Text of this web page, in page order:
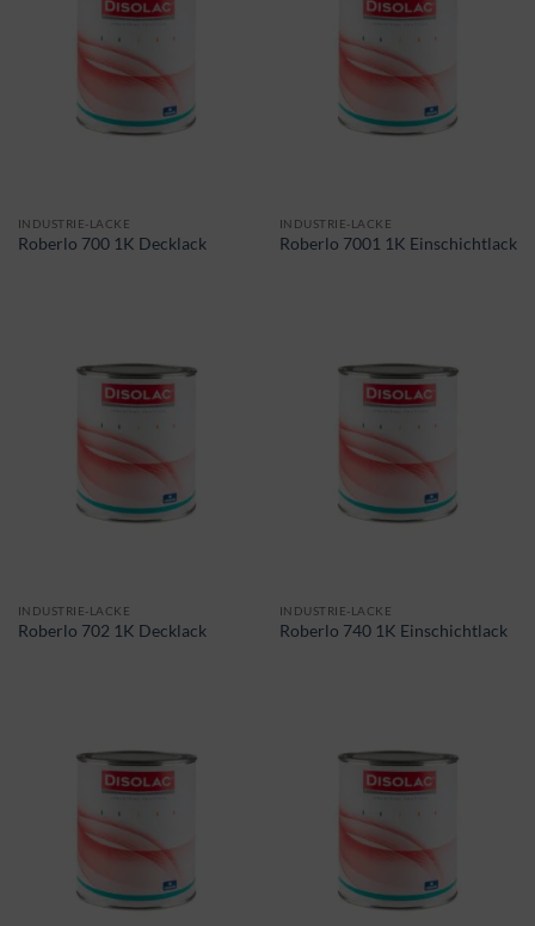
INDUSTRIE-LACKE
Roberlo 700 1K Decklack
INDUSTRIE-LACKE
Roberlo 7001 1K Einschichtlack
INDUSTRIE-LACKE
Roberlo 702 1K Decklack
INDUSTRIE-LACKE
Roberlo 740 1K Einschichtlack